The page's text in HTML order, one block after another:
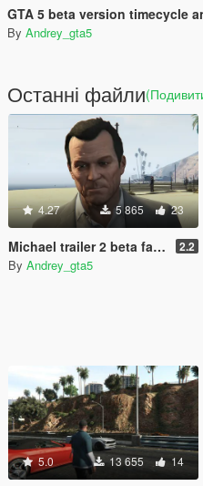
GTA 5 beta version timecycle
By Andrey_gta5
Останні файли
4.27 5 865 23
Michael trailer 2 beta face model 2.2
By Andrey_gta5
5.0 13 655 14